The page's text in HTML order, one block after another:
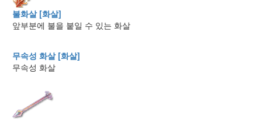
불화살 [화살]
앞부분에 불을 붙일 수 있는 화살
무속성 화살 [화살]
무속성 화살